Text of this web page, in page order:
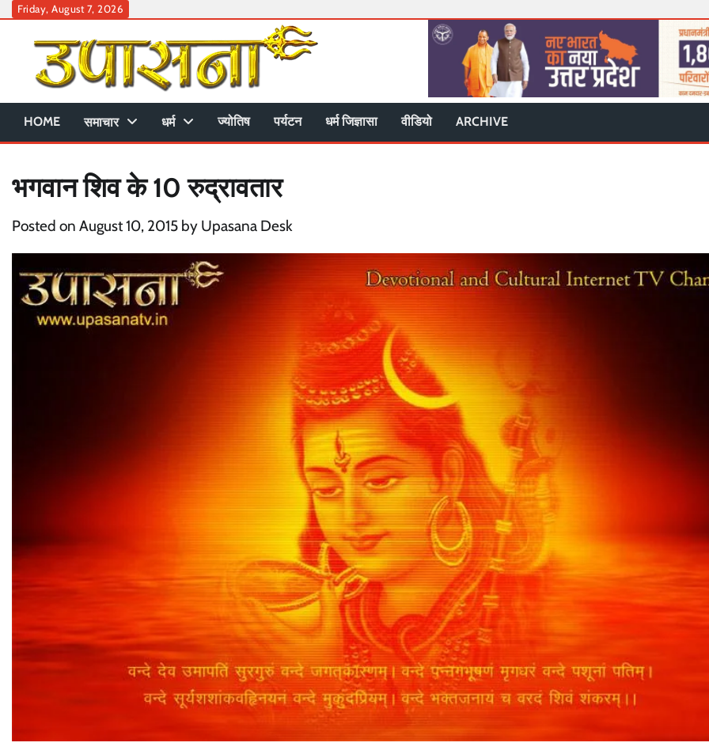
Skip
content
Friday, August 7, 2026
HOME समाचार धर्म ज्योतिष पर्यटन धर्म जिज्ञासा वीडियो ARCHIVE
भगवान शिव के 10 रुद्रावतार
Posted on August 10, 2015 by Upasana Desk